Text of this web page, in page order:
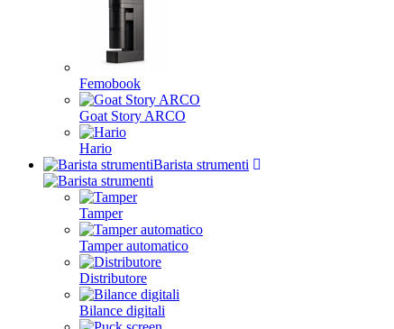
Femobook
Goat Story ARCO
Hario
Barista strumenti
Tamper
Tamper automatico
Distributore
Bilance digitali